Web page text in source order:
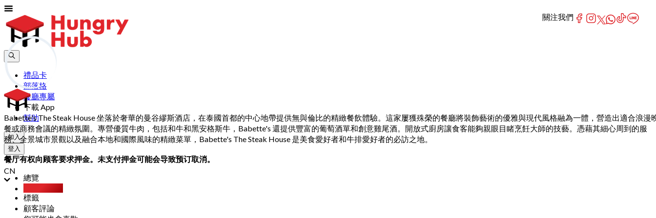
禮品卡
部落格
餐廳專屬
下載 App
幫助
加入
登入
CN
Babette's The Steak House 坐落於奢華的曼谷繆斯酒店，在泰國首都的中心地帶提供無與倫比的精緻餐飲體驗。這家屢獲殊榮的餐廳將裝飾藝術的優雅與現代風格融為一體，營造出適合浪漫
餐或商務會議的精緻氛圍。專營優質牛肉，包括和牛和黑安格斯牛，Babette's 還提供豐富的葡萄酒單和創意雞尾酒。開放式廚房讓食客能夠親眼目睹烹飪大師的技藝。憑藉其細心周到的服
務、全景城市景觀以及融合本地和國際風味的精緻菜單，Babette's The Steak House 是美食愛好者和牛排愛好者的必訪之地。
餐厅有权向顾客要求押金。未支付押金可能会导致预订取消。
總覽
標籤
顧客評論
關注我們